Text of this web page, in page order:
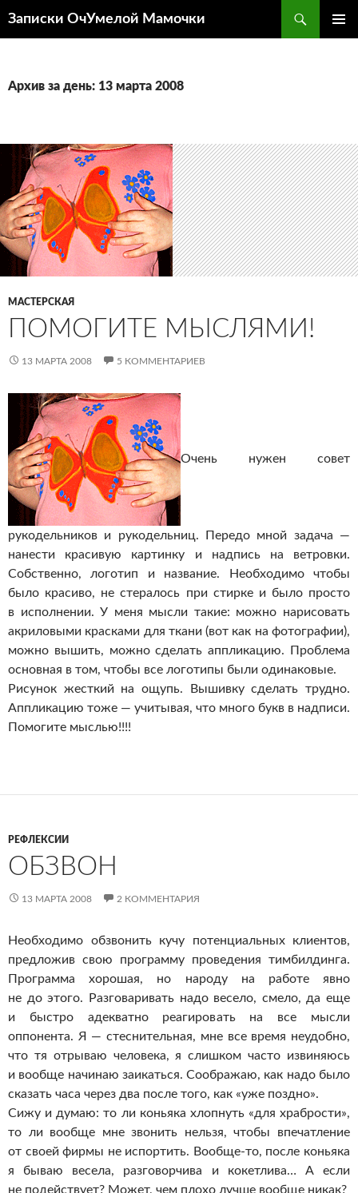
Записки ОчУмелой Мамочки
Архив за день: 13 марта 2008
МАСТЕРСКАЯ
ПОМОГИТЕ МЫСЛЯМИ!
13 МАРТА 2008 5 КОММЕНТАРИЕВ
Очень нужен совет
рукодельников и рукодельниц. Передо мной задача —
нанести красивую картинку и надпись на ветровки.
Собственно, логотип и название. Необходимо чтобы
было красиво, не стералось при стирке и было просто
в исполнении. У меня мысли такие: можно нарисовать
акриловыми красками для ткани (вот как на фотографии),
можно вышить, можно сделать аппликацию. Проблема
основная в том, чтобы все логотипы были одинаковые.
Рисунок жесткий на ощупь. Вышивку сделать трудно.
Аппликацию тоже — учитывая, что много букв в надписи.
Помогите мыслью!!!!
РЕФЛЕКСИИ
ОБЗВОН
13 МАРТА 2008 2 КОММЕНТАРИЯ
Необходимо обзвонить кучу потенциальных клиентов,
предложив свою программу проведения тимбилдинга.
Программа хорошая, но народу на работе явно
не до этого. Разговаривать надо весело, смело, да еще
и быстро адекватно реагировать на все мысли
оппонента. Я — стеснительная, мне все время неудобно,
что тя отрываю человека, я слишком часто извиняюсь
и вообще начинаю заикаться. Соображаю, как надо было
сказать часа через два после того, как «уже поздно».
Сижу и думаю: то ли коньяка хлопнуть «для храбрости»,
то ли вообще мне звонить нельзя, чтобы впечатление
от своей фирмы не испортить. Вообще-то, после коньяка
я бываю весела, разговорчива и кокетлива… А если
не подействует? Может, чем плохо лучше вообще никак?